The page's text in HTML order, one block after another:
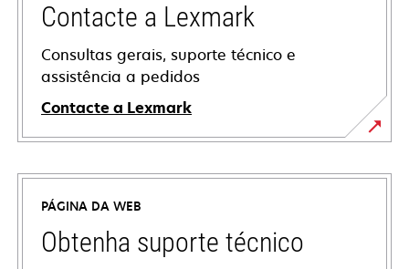
Contacte a Lexmark
Consultas gerais, suporte técnico e
assistência a pedidos
Contacte a Lexmark
PÁGINA DA WEB
Obtenha suporte técnico